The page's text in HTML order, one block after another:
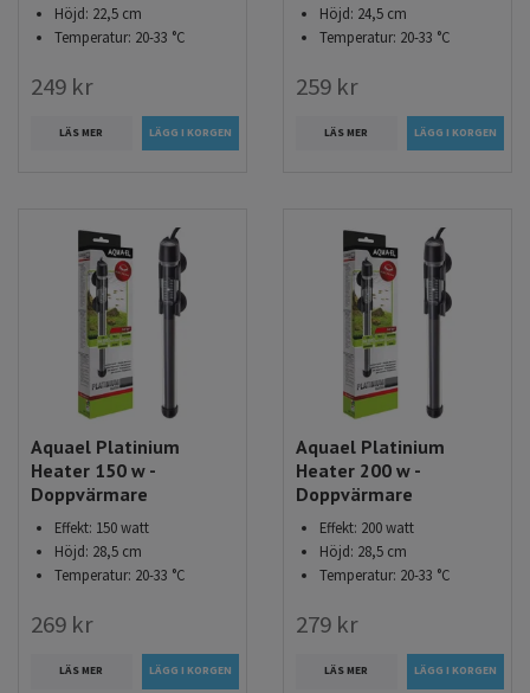
Höjd: 22,5 cm
Temperatur: 20-33 °C
249 kr
LÄS MER
Höjd: 24,5 cm
Temperatur: 20-33 °C
259 kr
LÄS MER
Aquael Platinium
Heater 150 w -
Doppvärmare
Effekt: 150 watt
Höjd: 28,5 cm
Temperatur: 20-33 °C
269 kr
LÄS MER
Aquael Platinium
Heater 200 w -
Doppvärmare
Effekt: 200 watt
Höjd: 28,5 cm
Temperatur: 20-33 °C
279 kr
LÄS MER